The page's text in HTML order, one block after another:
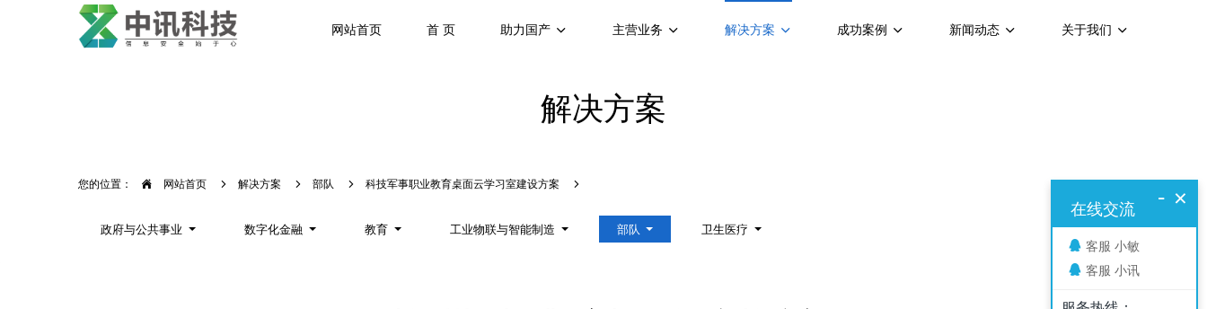
网站首页 首 页 助力国产 主营业务 解决方案 成功案例 新闻动态 关于我们
解决方案
您的位置： 网站首页 解决方案 部队 科技军事职业教育桌面云学习室建设方案
政府与公共事业 数字化金融 教育 工业物联与智能制造 部队 卫生医疗
×
-
在线交流
客服 小敏
客服 小讯